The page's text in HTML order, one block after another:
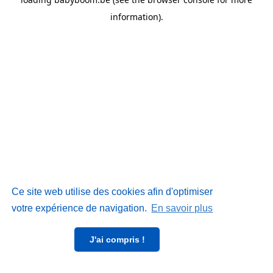
Ce site web utilise des cookies afin d'optimiser
votre expérience de navigation. En savoir plus
J'ai compris !
information).